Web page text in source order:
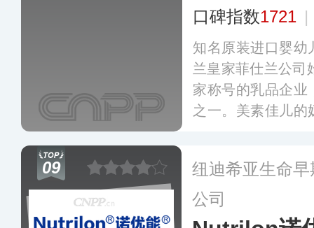
口碑指数1721 |
知名原装进口婴幼
兰皇家菲仕兰公司
家称号的乳品企业
之一。美素佳儿的
罐装的每一步生产
09
纽迪希亚生命
公司